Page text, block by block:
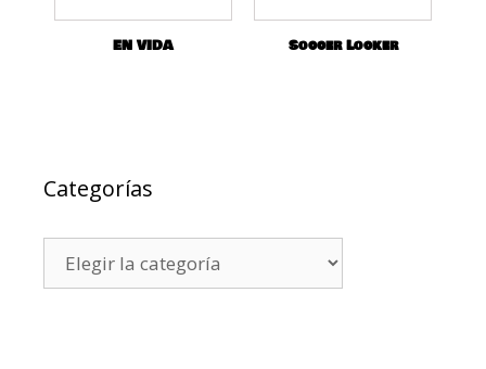
EN VIDA Soccer Locker
Categorías